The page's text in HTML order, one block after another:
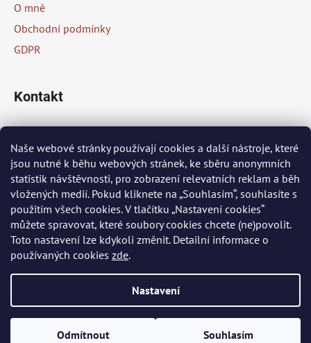
Naše webové stránky používají cookies a další nástroje, které
jsou nutné k běhu webových stránek, ke sběru anonymních
statistik návštěvnosti, pro zobrazení relevatních reklam a běh
vložených medií. Pokud kliknete na „Souhlasím“, souhlasíte s
použitím všech cookies. V tlačítku „Nastavení cookies“
můžete spravovat, které soubory cookies chcete (ne)povolit.
Toto nastavení lze kdykoli změnit. Detailní informace o
používaných cookies zde.
Nastavení
Odmítnout Souhlasím
O mně
Obchodní podmínky
GDPR
Kontakt
+420 778 002 430
Přijímáme online platby
Vytvořil Shoptet
Copyright 2026PĚKNÁ KLASIKA . Všechna práva vyhrazena.